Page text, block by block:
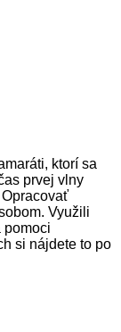
ktorí sa
prvej vlny
Využili
pomoci
si nájdete to po